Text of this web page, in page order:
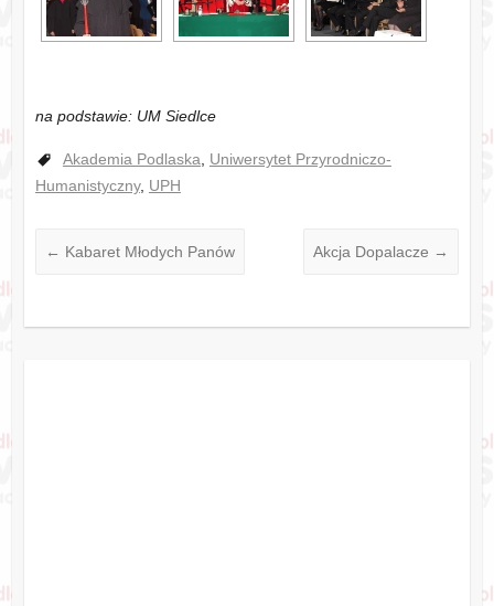
na podstawie: UM Siedlce
Akademia Podlaska, Uniwersytet Przyrodniczo-
Humanistyczny, UPH
← Kabaret Młodych Panów Akcja Dopalacze →